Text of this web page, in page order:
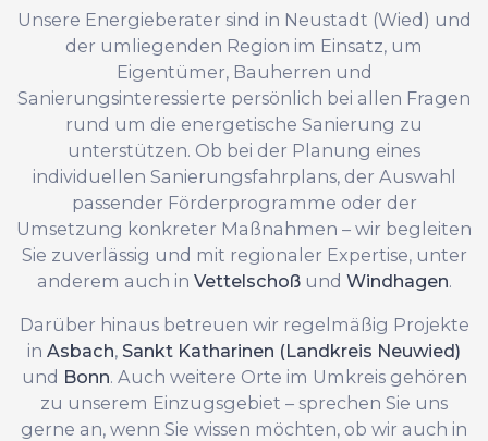
Unsere Energieberater sind in Neustadt (Wied) und
der umliegenden Region im Einsatz, um
Eigentümer, Bauherren und
Sanierungsinteressierte persönlich bei allen Fragen
rund um die energetische Sanierung zu
unterstützen. Ob bei der Planung eines
individuellen Sanierungsfahrplans, der Auswahl
passender Förderprogramme oder der
Umsetzung konkreter Maßnahmen – wir begleiten
Sie zuverlässig und mit regionaler Expertise, unter
anderem auch in Vettelschoßund Windhagen.
Darüber hinaus betreuen wir regelmäßig Projekte
in Asbach, Sankt Katharinen (Landkreis Neuwied)
und Bonn. Auch weitere Orte im Umkreis gehören
zu unserem Einzugsgebiet – sprechen Sie uns
gerne an, wenn Sie wissen möchten, ob wir auch in